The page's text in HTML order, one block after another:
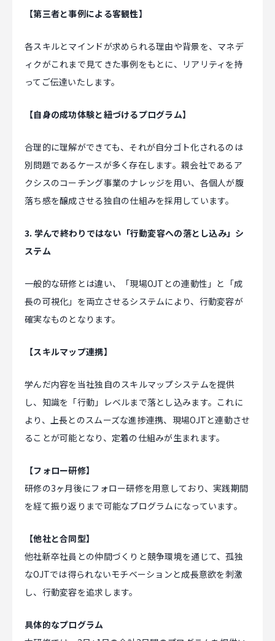
【第三者と事例による客観性】
各スキルとマインドが求められる理由や背景を、マネデ
ィクがこれまで見てきた事例をもとに、リアリティを持
ってご伝達いたします。
【自身の成功体験と紐づけるプログラム】
合理的に理解ができても、それが自分ゴト化されるのは
別問題であるケースが多く存在します。親会社であるア
クシスのコーチング事業のナレッジを用い、各個人が腹
落ち感を醸成させる独自の仕組みを採用しています。
3. 学んで終わりではない「行動変容への落とし込み」シ
ステム
一般的な研修とは違い、「現場OJTとの連動性」と「成
長の可視化」を両立させるシステムにより、行動変容が
確実なものとなります。
【スキルマップ連携】
学んだ内容を当社独自のスキルマップシステムを提供
し、知識を「行動」レベルまで落とし込みます。これに
より、上長とのスムーズな進捗連携、現場OJTと連動させ
ることが可能となり、定着の仕組みが生まれます。
【フォロー研修】
研修の3ヶ月後にフォロー研修を用意しており、実践期間
を経て振り返りまで可能なプログラムになっています。
【他社と合同型】
他社新卒社員との仲間づくりと競争環境を通じて、孤独
なOJTでは得られないモチベーションと成長意欲を刺激
し、行動変容を追求します。
具体的なプログラム